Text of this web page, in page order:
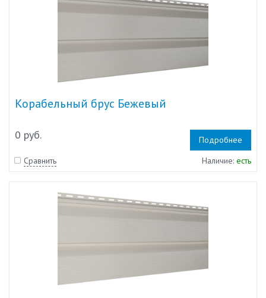
Корабельный брус Бежевый
0 руб.
Подробнее
Сравнить
Наличие: есть